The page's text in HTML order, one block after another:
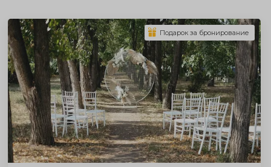
утомительной организации — выберите идеальное
место из нашего списка, и ваша мечта о
незабываемой свадьбе станет реальностью.
Подарок за бронирование